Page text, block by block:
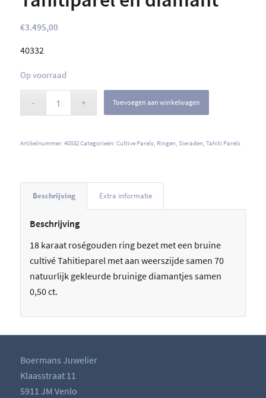
€3.495,00
40332
Op voorraad
Toevoegen aan winkelwagen
Artikelnummer: 40332Categorieën: Cultive Parels, Ringen, Sieraden, Tahiti Parels
Beschrijving Extra informatie
Beschrijving
18 karaat roségouden ring bezet met een bruine
cultivé Tahitieparel met aan weerszijde samen 70
natuurlijk gekleurde bruinige diamantjes samen
0,50 ct.
Boermans Juwelier
Klaasstraat 11
5911 JM Venlo